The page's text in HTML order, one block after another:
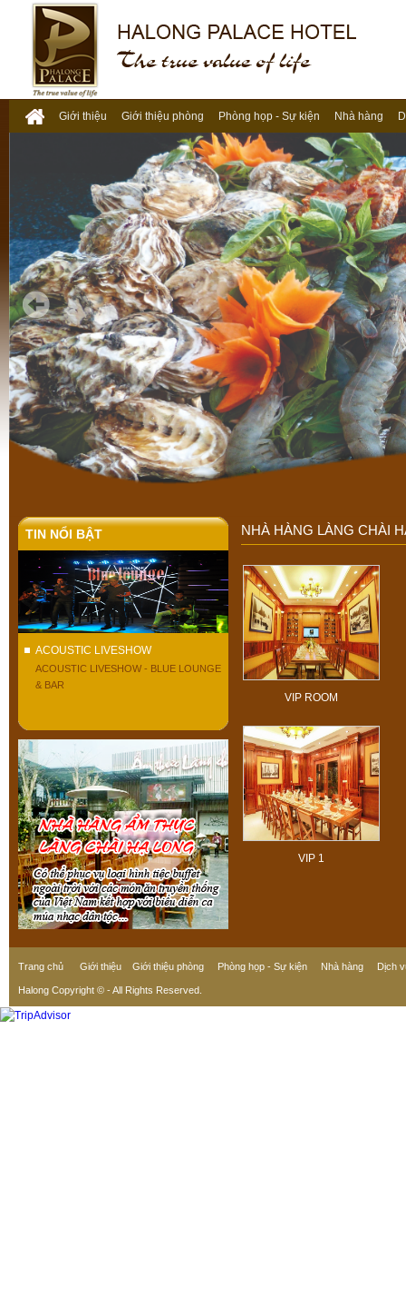
Giới thiệu Giới thiệu phòng Phòng họp - Sự kiện Nhà hàng
TIN NỔI BẬT
ACOUSTIC LIVESHOW
ACOUSTIC LIVESHOW - BLUE LOUNGE
& BAR
NHÀ HÀNG LÀNG CHÀI
VIP ROOM
VIP 1
Trang chủ Giới thiệu Giới thiệu phòng Phòng họp - Sự kiện Nhà hàng Dịch
Halong Copyright © - All Rights Reserved.